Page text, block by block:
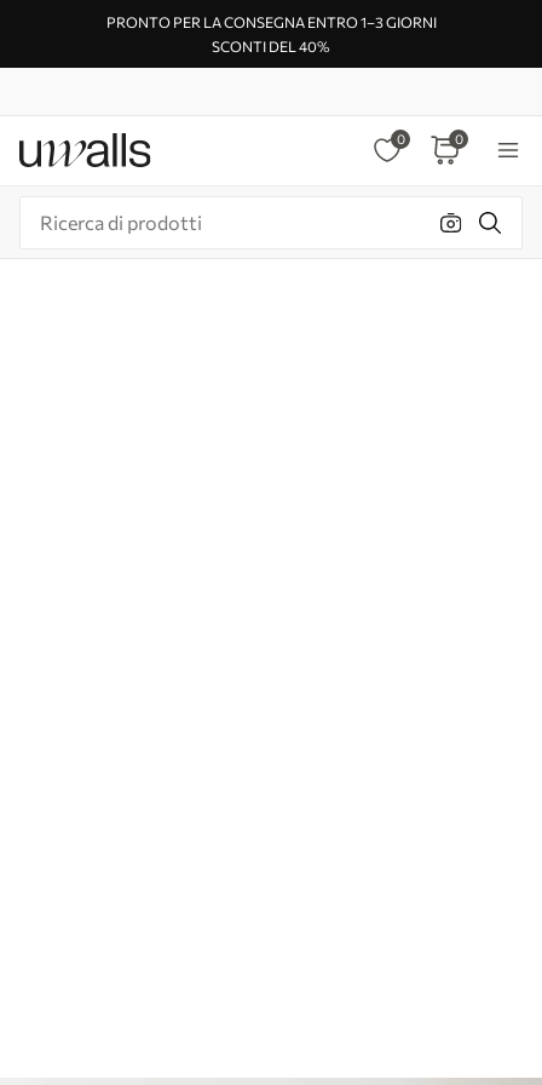
PRONTO PER LA CONSEGNA ENTRO 1–3 GIORNI
SCONTI DEL 40%
0 0